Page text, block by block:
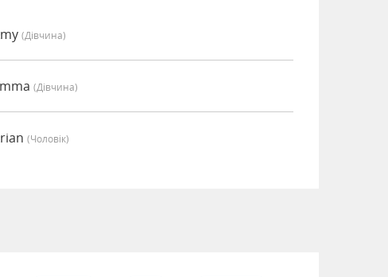
(дівчина)
(дівчина)
(чоловік)